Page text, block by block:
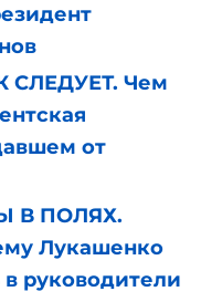
Чем
от
В ПОЛЯХ.
Лукашенко
в руководители